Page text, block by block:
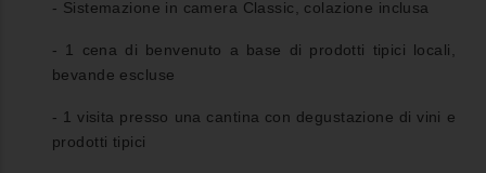
- Sistemazione in camera Classic, colazione inclusa
- 1 cena di benvenuto a base di prodotti tipici locali,
bevande escluse
- 1 visita presso una cantina con degustazione di vini e
prodotti tipici